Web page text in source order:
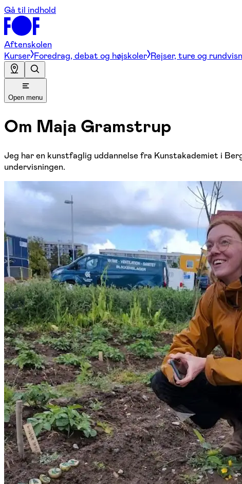
Gå til indhold
Aftenskolen
Kurser Foredrag, debat og højskoler Rejser, ture og
Open menu
Om Maja Gramstrup
Jeg har en kunstfaglig uddannelse fra Kunstakademiet i
undervisningen.